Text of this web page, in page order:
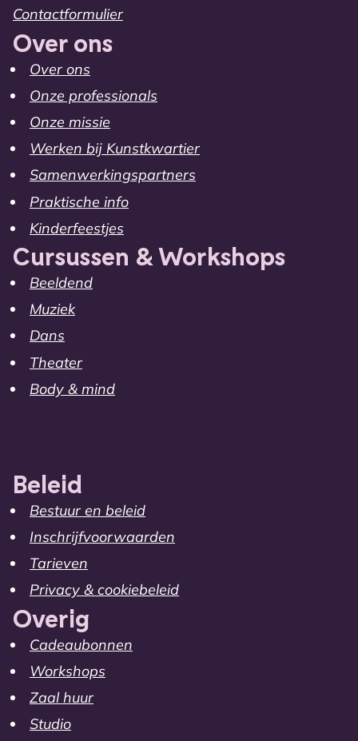
Contactformulier
Over ons
Over ons
Onze professionals
Onze missie
Werken bij Kunstkwartier
Samenwerkingspartners
Praktische info
Kinderfeestjes
Cursussen & Workshops
Beeldend
Muziek
Dans
Theater
Body & mind
Beleid
Bestuur en beleid
Inschrijfvoorwaarden
Tarieven
Privacy & cookiebeleid
Overig
Cadeaubonnen
Workshops
Zaal huur
Studio